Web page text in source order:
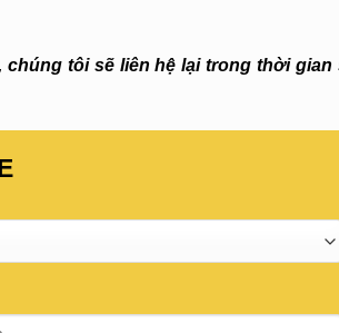
tôi sẽ liên hệ lại trong thời gian